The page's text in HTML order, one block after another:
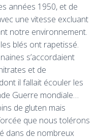
années 1950, et de
une vitesse excluant
notre environnement.
blés ont rapetissé.
s’accordaient
et de
il fallait écouler les
Guerre mondiale…
de gluten mais
que nous tolérons
dans de nombreux